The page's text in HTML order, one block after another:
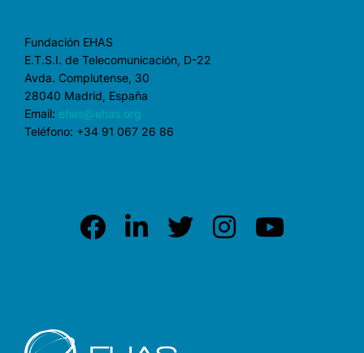
Fundación EHAS
E.T.S.I. de Telecomunicación, D-22
Avda. Complutense, 30
28040 Madrid, España
Email: ehas@ehas.org
Teléfono: +34 91 067 26 86